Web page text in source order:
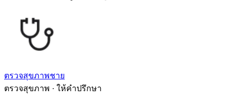
ตรวจสุขภาพชาย
ตรวจสุขภาพ · ให้คำปรึกษา